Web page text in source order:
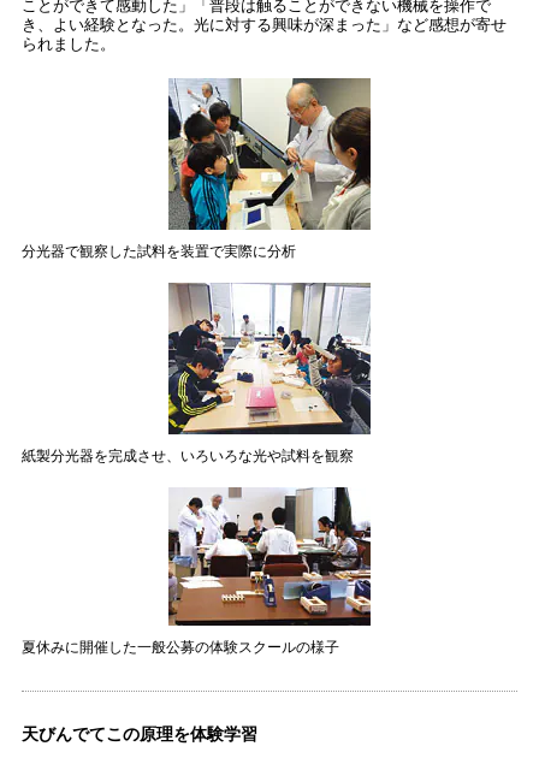
ことができて感動した」「普段は触ることができない機械を操作で
き、よい経験となった。光に対する興味が深まった」など感想が寄せ
られました。
分光器で観察した試料を装置で実際に分析
紙製分光器を完成させ、いろいろな光や試料を観察
夏休みに開催した一般公募の体験スクールの様子
天びんでてこの原理を体験学習